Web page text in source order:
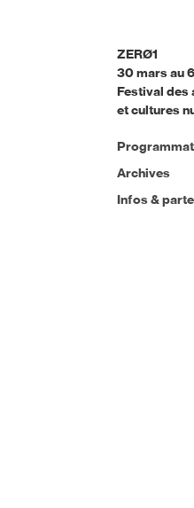
ZERØ1
30 mars au
Festival des
et cultures
Archives
Infos &